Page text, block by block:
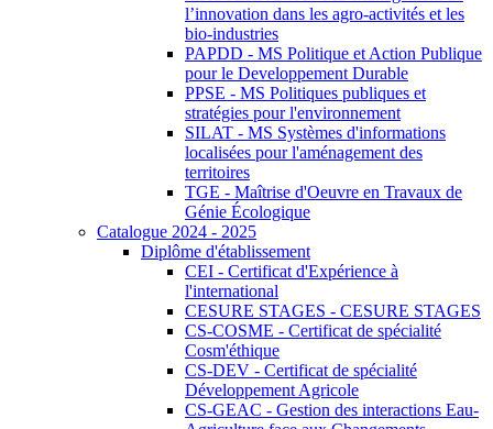
l’innovation dans les agro-activités et les
bio-industries
PAPDD - MS Politique et Action Publique
pour le Developpement Durable
PPSE - MS Politiques publiques et
stratégies pour l'environnement
SILAT - MS Systèmes d'informations
localisées pour l'aménagement des
territoires
TGE - Maîtrise d'Oeuvre en Travaux de
Génie Écologique
Catalogue 2024 - 2025
Diplôme d'établissement
CEI - Certificat d'Expérience à
l'international
CESURE STAGES - CESURE STAGES
CS-COSME - Certificat de spécialité
Cosm'éthique
CS-DEV - Certificat de spécialité
Développement Agricole
CS-GEAC - Gestion des interactions Eau-